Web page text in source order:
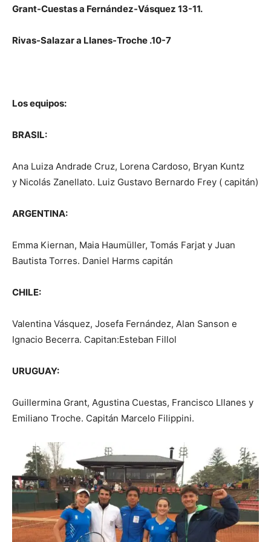
Grant-Cuestas a Fernández-Vásquez 13-11.
Rivas-Salazar a Llanes-Troche .10-7
Los equipos:
BRASIL:
Ana Luiza Andrade Cruz, Lorena Cardoso, Bryan Kuntz
y Nicolás Zanellato. Luiz Gustavo Bernardo Frey ( capitán)
ARGENTINA:
Emma Kiernan, Maia Haumüller, Tomás Farjat y Juan
Bautista Torres. Daniel Harms capitán
CHILE:
Valentina Vásquez, Josefa Fernández, Alan Sanson e
Ignacio Becerra. Capitan:Esteban Fillol
URUGUAY:
Guillermina Grant, Agustina Cuestas, Francisco Lllanes y
Emiliano Troche. Capitán Marcelo Filippini.